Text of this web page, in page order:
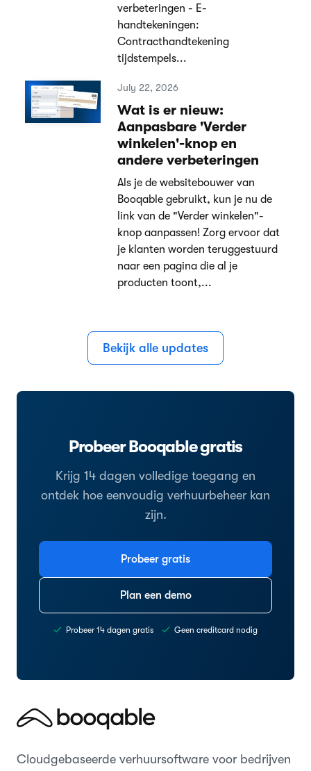
verbeteringen - E-
handtekeningen:
Contracthandtekening
tijdstempels...
July 22, 2026
Wat is er nieuw:
Aanpasbare 'Verder
winkelen'-knop en
andere verbeteringen
Als je de websitebouwer van
Booqable gebruikt, kun je nu de
link van de "Verder winkelen"-
knop aanpassen! Zorg ervoor dat
je klanten worden teruggestuurd
naar een pagina die al je
producten toont,...
Bekijk alle updates
Probeer Booqable gratis
Krijg 14 dagen volledige toegang en
ontdek hoe eenvoudig verhuurbeheer kan
zijn.
Probeer gratis
Plan een demo
Probeer 14 dagen gratis Geen creditcard nodig
Cloudgebaseerde verhuursoftware voor bedrijven